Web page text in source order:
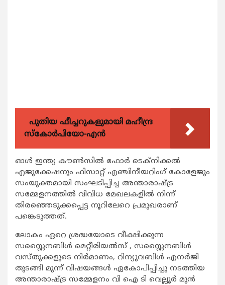
പുതിയ ഫീച്ചറുകളുമായി മഹീന്ദ്ര
സ്കോർപിയോ-എൻ
ഓള്‍ ഇന്ത്യ കൗണ്‍സില്‍ ഫോര്‍ ടെക്നിക്കല്‍
എജൂക്കേഷനും ഫിസാറ്റ് എഞ്ചിനീയറിംഗ് കോളേജും
സംയുക്തമായി സംഘടിപ്പിച്ച അന്താരാഷ്ട്ര
സമ്മേളനത്തില്‍ വിവിധ മേഖലകളില്‍ നിന്ന്
തിരഞ്ഞെടുക്കപ്പെട്ട നൂറിലേറെ പ്രമുഖരാണ്
പങ്കെടുത്തത്.
ലോകം ഏറെ ശ്രദ്ധയോടെ വീക്ഷിക്കുന്ന
സസ്റ്റൈനബിള്‍ മെറ്റീരിയല്‍സ് , സസ്റ്റൈനബിള്‍
വസ്തുക്കളുടെ നിര്‍മാണം, റിന്യൂവബിള്‍ എനര്‍ജി
തുടങ്ങി മുന്ന് വിഷയങ്ങള്‍ ഏകോപിപ്പിച്ചു നടത്തിയ
അന്താരാഷ്ട്ര സമ്മേളനം വി ഐ ടി വെല്ലൂര്‍ മുന്‍